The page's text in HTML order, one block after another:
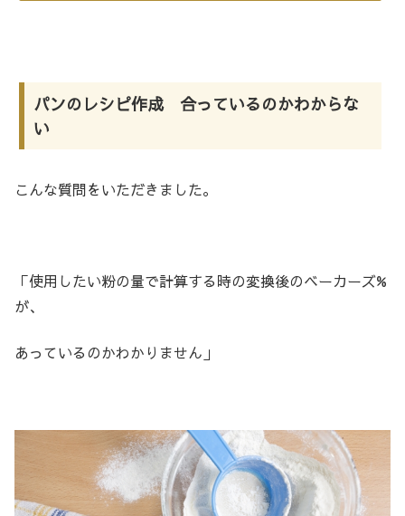
パンのレシピ作成 合っているのかわからな
い
こんな質問をいただきました。
「使用したい粉の量で計算する時の変換後のベーカーズ%
が、
あっているのかわかりません」